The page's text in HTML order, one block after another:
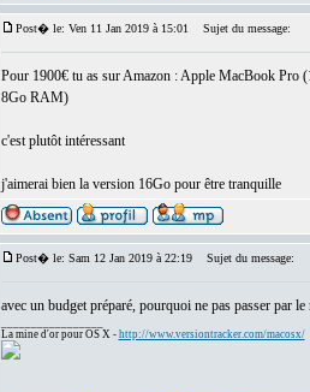
Post� le: Ven 11 Jan 2019 à 15:01 Sujet du message:
Pour 1900€ tu as sur Amazon : Apple MacBook Pro
8Go RAM)
c'est plutôt intéressant
j'aimerai bien la version 16Go pour être tranquille
Post� le: Sam 12 Jan 2019 à 22:19 Sujet du message:
avec un budget préparé, pourquoi ne pas passer par le
La mine d'or pour OS X - http://www.versiontracker.com/macosx/